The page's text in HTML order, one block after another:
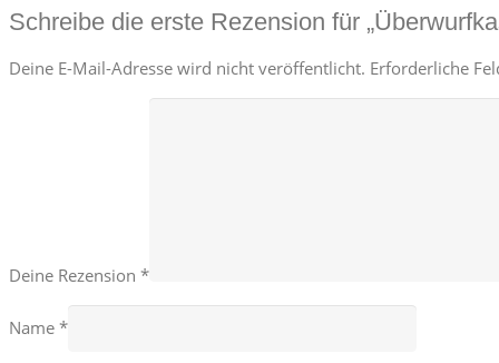
Schreibe die erste Rezension für
Deine E-Mail-Adresse wird nicht veröffentlicht. Erforderliche
Deine Rezension *
Name *